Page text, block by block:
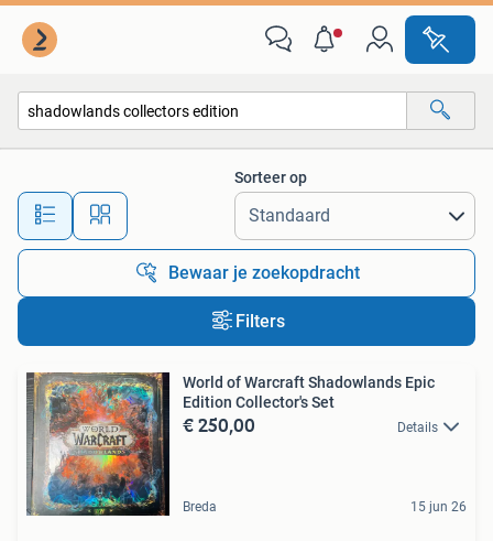
Alle afstanden…
Sorteer op
Bewaar je zoekopdracht
Filters
World of Warcraft Shadowlands Epic
Edition Collector's Set
€ 250,00 Details
Breda 15 jun 26